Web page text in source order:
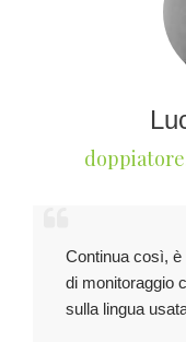
Continua così, è
di monitoraggio
sulla lingua